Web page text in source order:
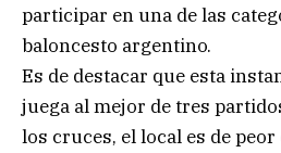
participar en una de las
baloncesto argentino.
Es de destacar que esta
juega al mejor de tres
los cruces, el local es de peor